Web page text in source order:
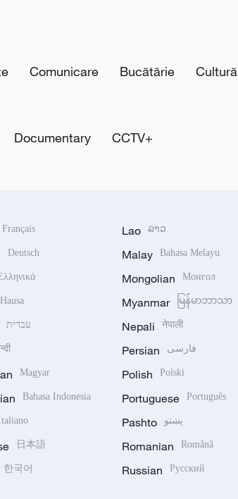
Comunicare Bucătărie Cultură
Documentary CCTV+
Français
Deutsch
Hausa
עברית
Magyar
Bahasa Indonesia
日本語
한국어
Lao ລາວ
Malay Bahasa Melayu
Mongolian Монгол
Myanmar မြန်မာဘာသာ
Nepali नेपाली
Persian فارسی
Polish Polski
Portuguese Português
Pashto پښتو
Romanian Română
Russian Русский